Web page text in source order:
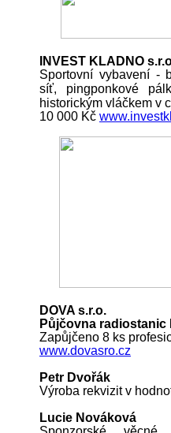
INVEST KLADNO
Sportovní vybavení -
síť, pingponkové
historickým vláčkem v
10 000 Kč
DOVA s.r.o.
Půjčovna radiostanic
Zapůjčeno 8 ks
www.dovasro.cz
Petr Dvořák
Výroba rekvizit v
Lucie Nováková